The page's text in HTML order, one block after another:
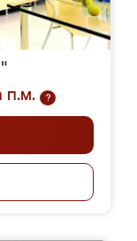
п.м.
?